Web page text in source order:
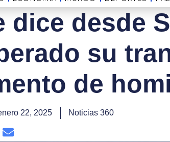
dice desde
su
de
22, 2025 Noticias 360